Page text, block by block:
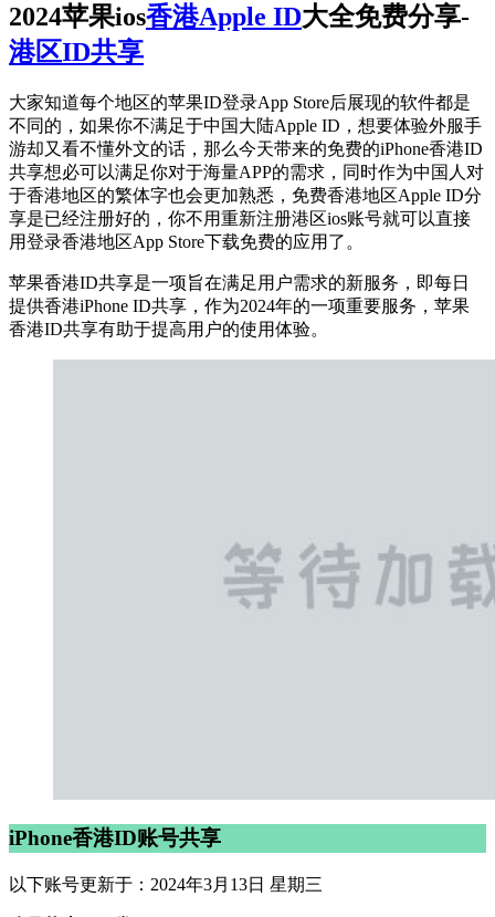
2024苹果ios香港Apple ID大全免费分享-
港区ID共享
大家知道每个地区的苹果ID登录App Store后展现的软件都是
不同的，如果你不满足于中国大陆Apple ID，想要体验外服手
游却又看不懂外文的话，那么今天带来的免费的iPhone香港ID
共享想必可以满足你对于海量APP的需求，同时作为中国人对
于香港地区的繁体字也会更加熟悉，免费香港地区Apple ID分
享是已经注册好的，你不用重新注册港区ios账号就可以直接
用登录香港地区App Store下载免费的应用了。
苹果香港ID共享是一项旨在满足用户需求的新服务，即每日
提供香港iPhone ID共享，作为2024年的一项重要服务，苹果
香港ID共享有助于提高用户的使用体验。
iPhone香港ID账号共享
以下账号更新于：2024年3月13日 星期三